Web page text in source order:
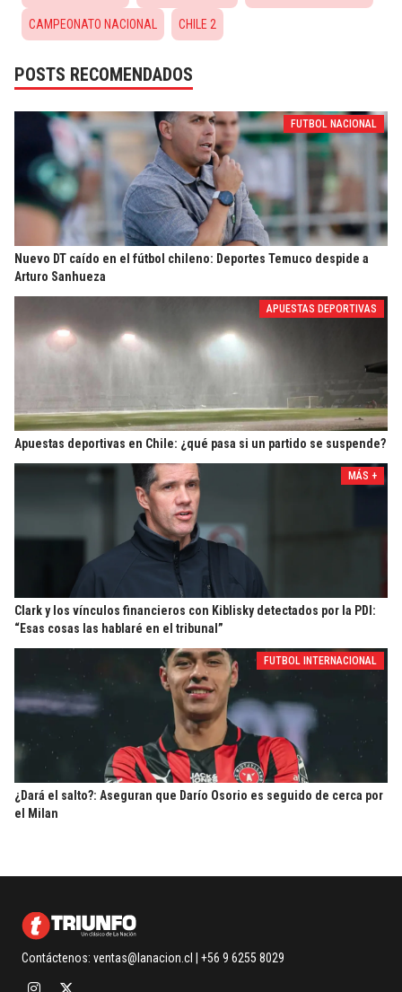
CAMPEONATO NACIONAL CHILE 2
POSTS RECOMENDADOS
FUTBOL NACIONAL
Nuevo DT caído en el fútbol chileno: Deportes Temuco despide a
Arturo Sanhueza
APUESTAS DEPORTIVAS
Apuestas deportivas en Chile: ¿qué pasa si un partido se suspende?
MÁS +
Clark y los vínculos financieros con Kiblisky detectados por la PDI:
“Esas cosas las hablaré en el tribunal”
FUTBOL INTERNACIONAL
¿Dará el salto?: Aseguran que Darío Osorio es seguido de cerca por
el Milan
Contáctenos: ventas@lanacion.cl | +56 9 6255 8029